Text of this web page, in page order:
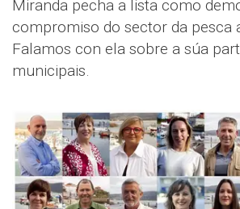
Miranda pecha a lista como
compromiso do sector da pesca
Falamos con ela sobre a súa
municipais.